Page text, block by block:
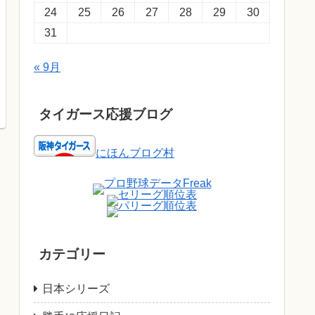
24
25 26 27 28 29
30
31
« 9月
タイガース応援ブログ
にほんブログ村
カテゴリー
日本シリーズ